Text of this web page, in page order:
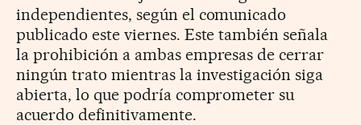
independientes, según el comunicado
publicado este viernes. Este también señala
la prohibición a ambas empresas de cerrar
ningún trato mientras la investigación siga
abierta, lo que podría comprometer su
acuerdo definitivamente.